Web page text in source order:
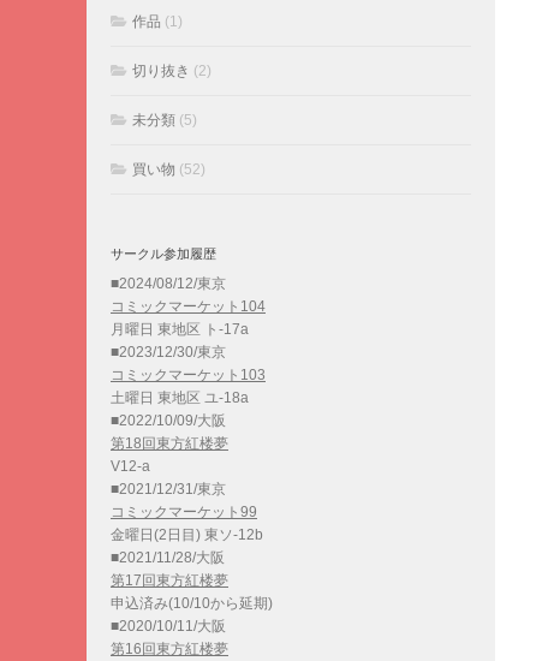
作品 (1)
切り抜き (2)
未分類 (5)
買い物 (52)
サークル参加履歴
■2024/08/12/東京
コミックマーケット104
月曜日 東地区 ト-17a
■2023/12/30/東京
コミックマーケット103
土曜日 東地区 ユ-18a
■2022/10/09/大阪
第18回東方紅楼夢
V12-a
■2021/12/31/東京
コミックマーケット99
金曜日(2日目) 東ソ-12b
■2021/11/28/大阪
第17回東方紅楼夢
申込済み(10/10から延期)
■2020/10/11/大阪
第16回東方紅楼夢